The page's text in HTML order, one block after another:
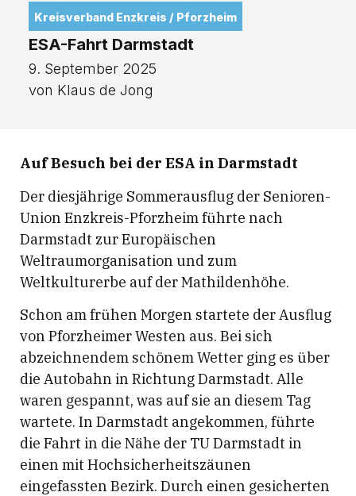
Kreisverband Enzkreis / Pforzheim
ESA-Fahrt Darmstadt
9. September 2025
von Klaus de Jong
Auf Besuch bei der ESA in Darmstadt
Der diesjährige Sommerausflug der Senioren-
Union Enzkreis-Pforzheim führte nach
Darmstadt zur Europäischen
Weltraumorganisation und zum
Weltkulturerbe auf der Mathildenhöhe.
Schon am frühen Morgen startete der Ausflug
von Pforzheimer Westen aus. Bei sich
abzeichnendem schönem Wetter ging es über
die Autobahn in Richtung Darmstadt. Alle
waren gespannt, was auf sie an diesem Tag
wartete. In Darmstadt angekommen, führte
die Fahrt in die Nähe der TU Darmstadt in
einen mit Hochsicherheitszäunen
eingefassten Bezirk. Durch einen gesicherten